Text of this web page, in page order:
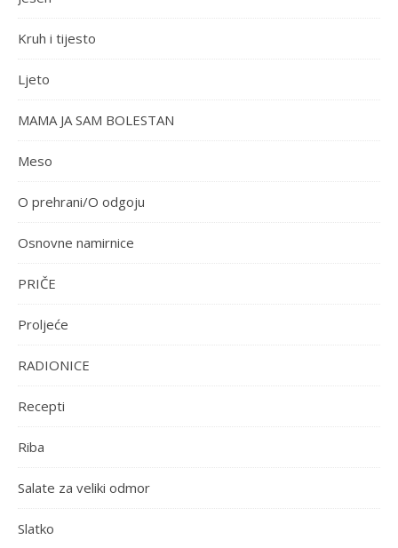
Kruh i tijesto
Ljeto
MAMA JA SAM BOLESTAN
Meso
O prehrani/O odgoju
Osnovne namirnice
PRIČE
Proljeće
RADIONICE
Recepti
Riba
Salate za veliki odmor
Slatko